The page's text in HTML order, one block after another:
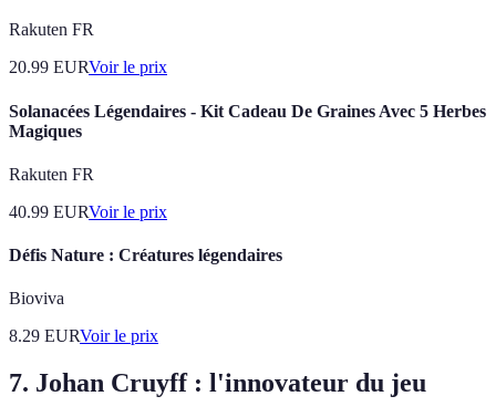
Rakuten FR
20.99 EURVoir le prix
Solanacées Légendaires - Kit Cadeau De Graines Avec 5 Herbes
Magiques
Rakuten FR
40.99 EURVoir le prix
Défis Nature : Créatures légendaires
Bioviva
8.29 EURVoir le prix
7. Johan Cruyff : l'innovateur du jeu